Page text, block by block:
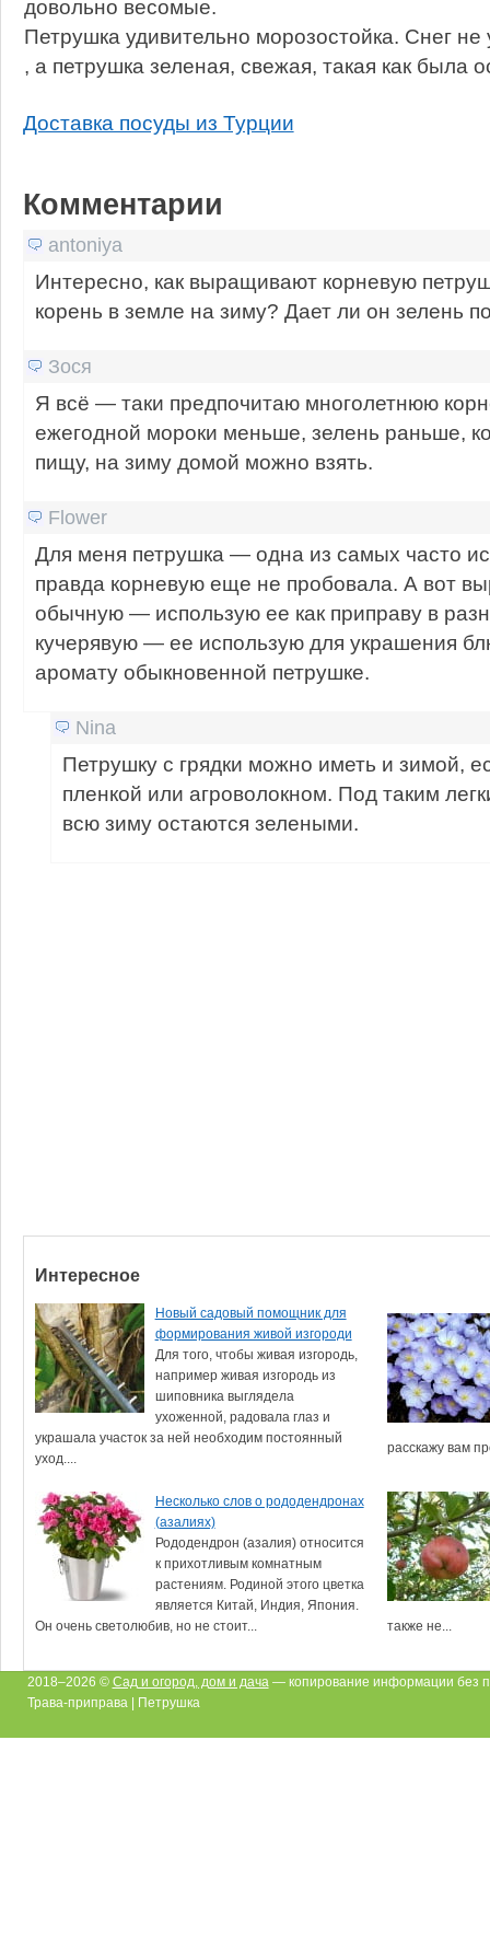
довольно весомые.
Петрушка удивительно морозостойка. Снег не
, а петрушка зеленая, свежая, такая как была
Доставка посуды из Турции
Комментарии
antoniya
Интересно, как выращивают корневую
корень в земле на зиму? Дает ли он зелень
Зося
Я всё — таки предпочитаю многолетнюю
ежегодной мороки меньше, зелень раньше,
пищу, на зиму домой можно взять.
Flower
Для меня петрушка — одна из самых часто
правда корневую еще не пробовала. А вот
обычную — использую ее как приправу в
кучерявую — ее использую для украшения
аромату обыкновенной петрушке.
Nina
Петрушку с грядки можно иметь и зимой,
пленкой или агроволокном. Под таким
всю зиму остаются зелеными.
Интересное
Новый садовый помощник для
формирования живой изгороди
Для того, чтобы живая изгородь,
например живая изгородь из
шиповника выглядела
ухоженной, радовала глаз и
украшала участок за ней необходим постоянный
уход....
расскажу вам
Несколько слов о рододендронах
(азалиях)
Рододендрон (азалия) относится
к прихотливым комнатным
растениям. Родиной этого цветка
является Китай, Индия, Япония.
Он очень светолюбив, но не стоит...
также не...
2018–2026 © Сад и огород, дом и дача — копирование информации без
Трава-приправа | Петрушка